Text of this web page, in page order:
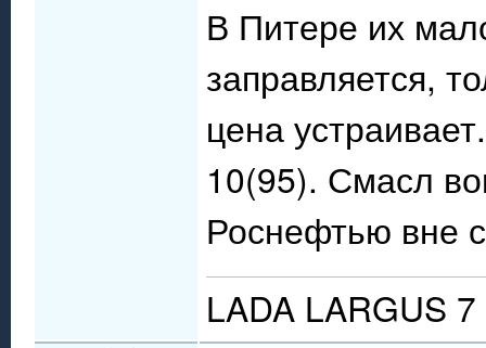
В Питере их
заправляется,
цена
10(95). Смасл
Роснефтью вне
LADA LARGUS